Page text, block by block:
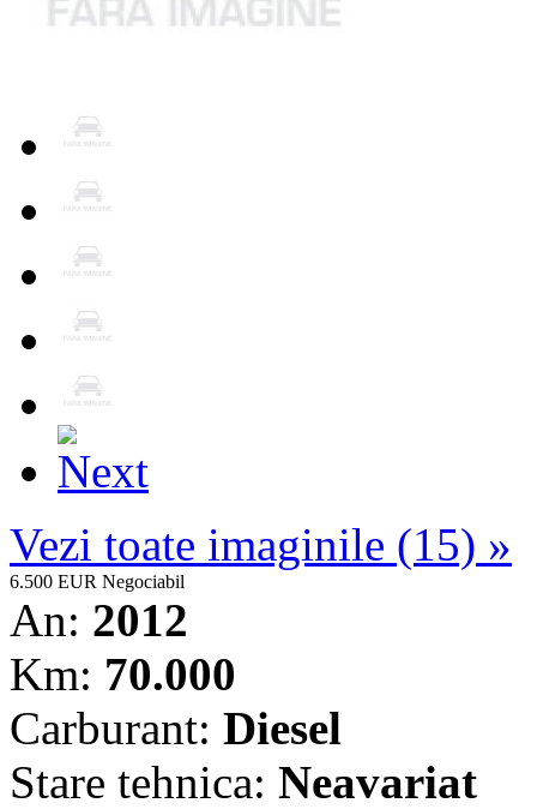
Vezi toate imaginile (15) »
6.500 EUR Negociabil
An: 2012
Km: 70.000
Carburant: Diesel
Stare tehnica: Neavariat